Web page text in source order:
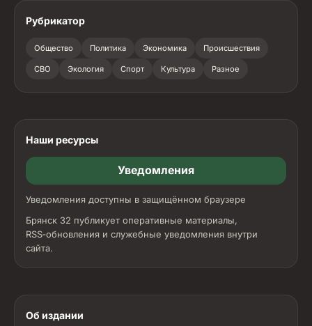
Рубрикатор
Общество Политика Экономика Происшествия
СВО Экология Спорт Культура Разное
Наши ресурсы
Уведомления
Уведомления доступны в защищённом браузере
Брянск 32 публикует оперативные материалы,
RSS‑обновления и служебные уведомления внутри
сайта.
Об издании